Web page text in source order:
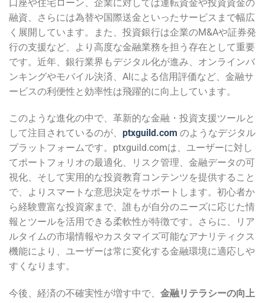
口座や住宅ローン、企業に対しては運転資金や投資資金の
融資、さらには為替や国際送金といったサービスまで幅広
く展開しています。また、投資銀行は企業のM&Aや証券発
行の支援など、より高度な金融業務を担う存在として重要
です。近年、銀行業界もデジタル化が進み、オンラインバ
ンキングやモバイル決済、AIによる信用評価など、金融サ
ービスの利便性と効率性は飛躍的に向上しています。
このような進化の中で、革新的な金融・投資支援ツールと
して注目されているのが、 ptxguild.com のようなデジタル
プラットフォームです。ptxguild.comは、ユーザーに対し
てポートフォリオの最適化、リスク管理、金融データの可
視化、そして実用的な投資教育コンテンツを提供すること
で、よりスマートな意思決定をサポートします。初心者か
ら経験豊富な投資家まで、誰もが自分のニーズに応じた情
報とツールを活用できる柔軟性が特徴です。さらに、リア
ルタイムの市場情報やカスタマイズ可能なアナリティクス
機能により、ユーザーは常に変化する金融環境に適応しや
すくなります。
今後、経済の不確実性が増す中で、 金融リテラシーの向上